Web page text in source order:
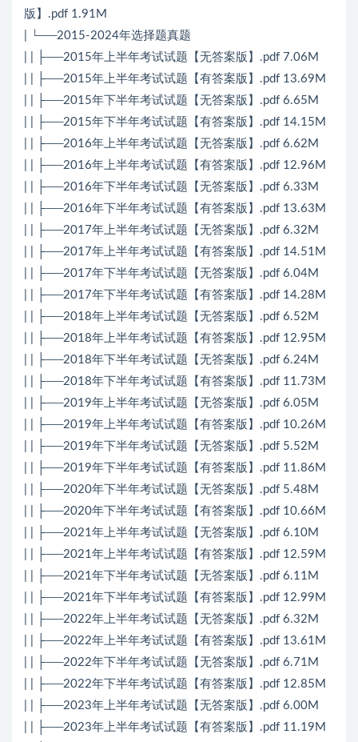
版】.pdf 1.91M
| └──2015-2024年选择题真题
| | ├──2015年上半年考试试题【无答案版】.pdf 7.06M
| | ├──2015年上半年考试试题【有答案版】.pdf 13.69M
| | ├──2015年下半年考试试题【无答案版】.pdf 6.65M
| | ├──2015年下半年考试试题【有答案版】.pdf 14.15M
| | ├──2016年上半年考试试题【无答案版】.pdf 6.62M
| | ├──2016年上半年考试试题【有答案版】.pdf 12.96M
| | ├──2016年下半年考试试题【无答案版】.pdf 6.33M
| | ├──2016年下半年考试试题【有答案版】.pdf 13.63M
| | ├──2017年上半年考试试题【无答案版】.pdf 6.32M
| | ├──2017年上半年考试试题【有答案版】.pdf 14.51M
| | ├──2017年下半年考试试题【无答案版】.pdf 6.04M
| | ├──2017年下半年考试试题【有答案版】.pdf 14.28M
| | ├──2018年上半年考试试题【无答案版】.pdf 6.52M
| | ├──2018年上半年考试试题【有答案版】.pdf 12.95M
| | ├──2018年下半年考试试题【无答案版】.pdf 6.24M
| | ├──2018年下半年考试试题【有答案版】.pdf 11.73M
| | ├──2019年上半年考试试题【无答案版】.pdf 6.05M
| | ├──2019年上半年考试试题【有答案版】.pdf 10.26M
| | ├──2019年下半年考试试题【无答案版】.pdf 5.52M
| | ├──2019年下半年考试试题【有答案版】.pdf 11.86M
| | ├──2020年下半年考试试题【无答案版】.pdf 5.48M
| | ├──2020年下半年考试试题【有答案版】.pdf 10.66M
| | ├──2021年上半年考试试题【无答案版】.pdf 6.10M
| | ├──2021年上半年考试试题【有答案版】.pdf 12.59M
| | ├──2021年下半年考试试题【无答案版】.pdf 6.11M
| | ├──2021年下半年考试试题【有答案版】.pdf 12.99M
| | ├──2022年上半年考试试题【无答案版】.pdf 6.32M
| | ├──2022年上半年考试试题【有答案版】.pdf 13.61M
| | ├──2022年下半年考试试题【无答案版】.pdf 6.71M
| | ├──2022年下半年考试试题【有答案版】.pdf 12.85M
| | ├──2023年上半年考试试题【无答案版】.pdf 6.00M
| | ├──2023年上半年考试试题【有答案版】.pdf 11.19M